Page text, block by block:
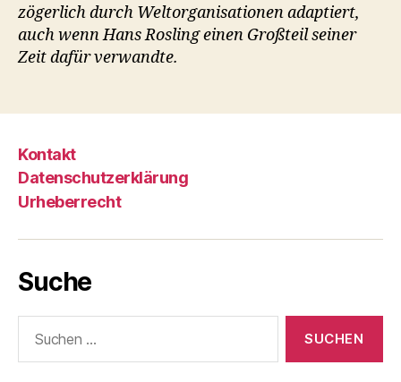
zögerlich durch Weltorganisationen adaptiert,
auch wenn Hans Rosling einen Großteil seiner
Zeit dafür verwandte.
Kontakt
Datenschutzerklärung
Urheberrecht
Suche
nach: